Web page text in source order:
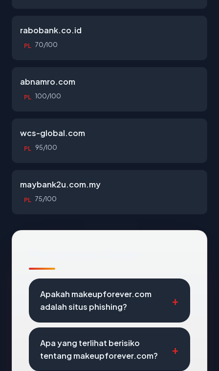
rabobank.co.id
PL 70/100
abnamro.com
PL 100/100
wcs-global.com
PL 95/100
maybank2u.com.my
PL 75/100
Apakah makeupforever.com
adalah situs phishing?
Apa yang terlihat berisiko
tentang makeupforever.com?